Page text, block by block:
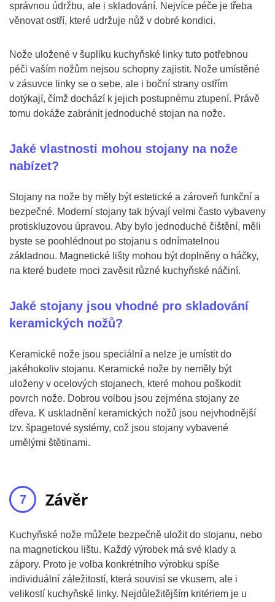
správnou údržbu, ale i skladování. Nejvíce péče je třeba
věnovat ostří, které udržuje nůž v dobré kondici.
Nože uložené v šuplíku kuchyňské linky tuto potřebnou
péči vaším nožům nejsou schopny zajistit. Nože umístěné
v zásuvce linky se o sebe, ale i boční strany ostřím
dotýkají, čímž dochází k jejich postupnému ztupení. Právě
tomu dokáže zabránit jednoduché stojan na nože.
Jaké vlastnosti mohou stojany na nože
nabízet?
Stojany na nože by měly být estetické a zároveň funkční a
bezpečné. Moderní stojany tak bývají velmi často vybaveny
protiskluzovou úpravou. Aby bylo jednoduché čištění, měli
byste se poohlédnout po stojanu s odnímatelnou
základnou. Magnetické lišty mohou být doplněny o háčky,
na které budete moci zavěsit různé kuchyňské náčiní.
Jaké stojany jsou vhodné pro skladování
keramických nožů?
Keramické nože jsou speciální a nelze je umístit do
jakéhokoliv stojanu. Keramické nože by neměly být
uloženy v ocelových stojanech, které mohou poškodit
povrch nože. Dobrou volbou jsou zejména stojany ze
dřeva. K uskladnění keramických nožů jsou nejvhodnější
tzv. špagetové systémy, což jsou stojany vybavené
umělými štětinami.
Závěr
Kuchyňské nože můžete bezpečně uložit do stojanu, nebo
na magnetickou lištu. Každý výrobek má své klady a
zápory. Proto je volba konkrétního výrobku spíše
individuální záležitostí, která souvisí se vkusem, ale i
velikostí kuchyňské linky. Nejdůležitějším kritériem je u